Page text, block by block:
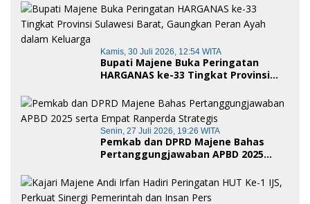
Kamis, 30 Juli 2026, 12:54 WITA
Bupati Majene Buka Peringatan
HARGANAS ke-33 Tingkat Provinsi
Ayah dalam Keluarga
Senin, 27 Juli 2026, 19:26 WITA
Pemkab dan DPRD Majene Bahas
Pertanggungjawaban APBD 2025